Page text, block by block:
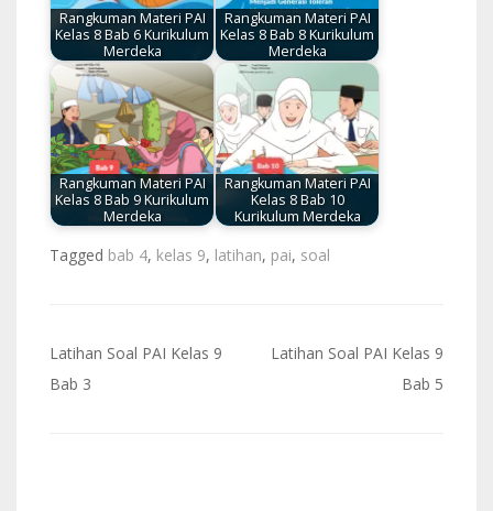
Rangkuman Materi PAI
Kelas 8 Bab 6 Kurikulum
Merdeka
Rangkuman Materi PAI
Kelas 8 Bab 8 Kurikulum
Merdeka
Rangkuman Materi PAI
Kelas 8 Bab 9 Kurikulum
Merdeka
Rangkuman Materi PAI
Kelas 8 Bab 10
Kurikulum Merdeka
Tagged bab 4, kelas 9, latihan, pai, soal
Navigasi
pos
Latihan Soal PAI Kelas 9
Bab 3
Latihan Soal PAI Kelas 9
Bab 5